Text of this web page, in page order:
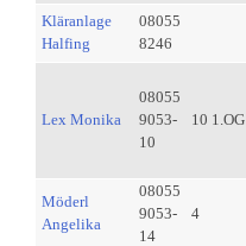
Kläranlage
Halfing
08055
8246
Lex Monika
08055
9053-
10
10 1.OG
Möderl
Angelika
08055
9053-
14
4